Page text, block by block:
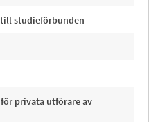
studieförbunden
privata utförare av